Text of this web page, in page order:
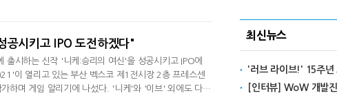
이 좋을 것으로 기대한다"며 글로벌 시장 공략 포부를
공시키고 IPO 도전하겠다"
출시하는 신작 '니케:승리의 여신'을 성공시키고 IPO에
이 열리고 있는 부산 벡스코 제1전시장 2층 프레스센
하며 게임 알리기에 나섰다. '니케'와 '이브' 외에도 다른
최신뉴스